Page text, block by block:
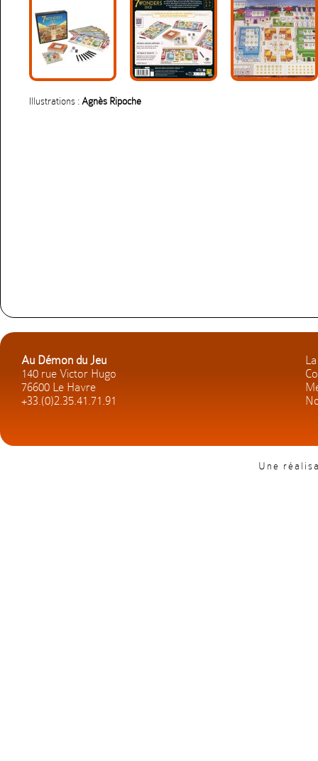
Illustrations : Agnès Ripoche
Au Démon du Jeu
140 rue Victor Hugo
76600 Le Havre
+33.(0)2.35.41.71.91
Une